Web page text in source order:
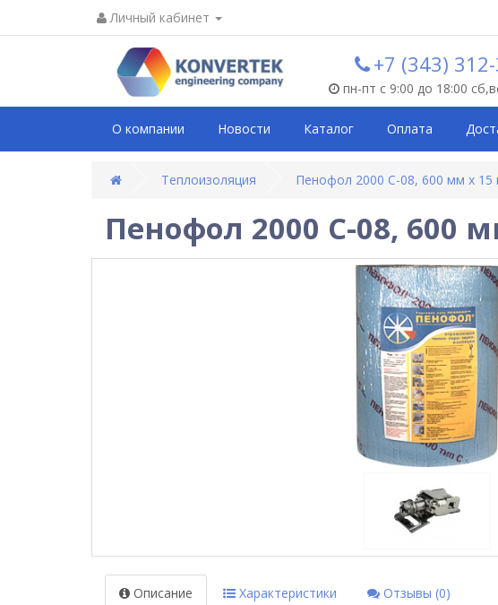
Личный кабинет
+7 (343)
пн-пт с 9:00 до 18:00
О компании Новости Каталог Оплата
Теплоизоляция Пенофол 2000 С-08, 600 мм х 15
Пенофол 2000 С-08, 600
Описание Характеристики Отзывы (0)